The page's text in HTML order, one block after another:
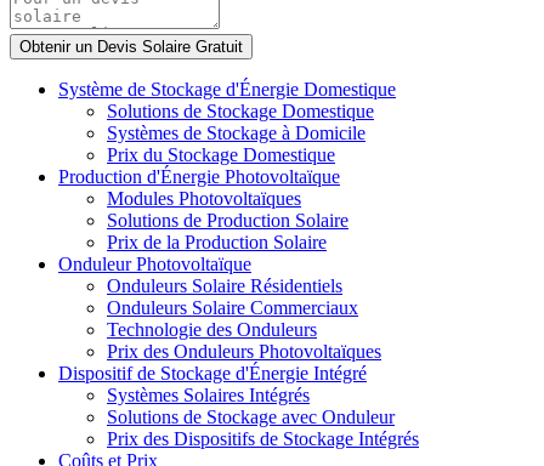
Système de Stockage d'Énergie Domestique
Solutions de Stockage Domestique
Systèmes de Stockage à Domicile
Prix du Stockage Domestique
Production d'Énergie Photovoltaïque
Modules Photovoltaïques
Solutions de Production Solaire
Prix de la Production Solaire
Onduleur Photovoltaïque
Onduleurs Solaire Résidentiels
Onduleurs Solaire Commerciaux
Technologie des Onduleurs
Prix des Onduleurs Photovoltaïques
Dispositif de Stockage d'Énergie Intégré
Systèmes Solaires Intégrés
Solutions de Stockage avec Onduleur
Prix des Dispositifs de Stockage Intégrés
Coûts et Prix